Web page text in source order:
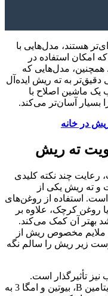
هستند، مدل‌هایی با
امکان استفاده در
مدل‌هایی که
به ته ریش ایده‌آل
یک ماشین اصلاح با
بسیار آسان‌تر می‌کند.
در خانه
ته ریش
چند نکته کلیدی
ته ریش یکی از
استفاده از روغن‌های
روغن کرچک، علاوه بر
بهتر آن کمک می‌کند.
مخصوص ریش از
زیر ریش را سالم نگه
تأثیرگذار است.
مصرف مواد غذایی سرشار از پروتئین، ویتامین B، بیوتین و امگا 3 به